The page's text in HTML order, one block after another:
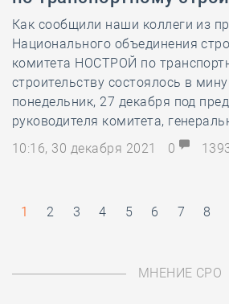
Как сообщили наши коллеги из
Национального объединения
комитета НОСТРОЙ по
строительству состоялось в
понедельник, 27 декабря под
руководителя комитета,
10:16, 30 декабря 2021
0
1 2 3 4 5 6 7 8
МНЕНИЕ СРО